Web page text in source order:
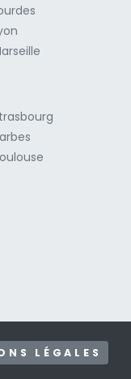
LÉGALES